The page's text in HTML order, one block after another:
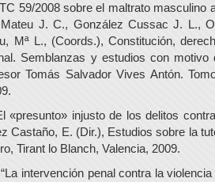
59/2008 sobre el maltrato masculino
Mateu J. C., González Cussac J. L.,
Mª L., (Coords.), Constitución,
Semblanzas y estudios con motivo
Tomás Salvador Vives Antón.
«presunto» injusto de los delitos
Castaño, E. (Dir.), Estudios sobre la
Tirant lo Blanch, Valencia, 2009.
intervención penal contra la violencia